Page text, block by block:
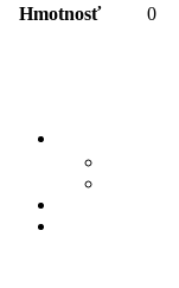
Hmotnosť
0